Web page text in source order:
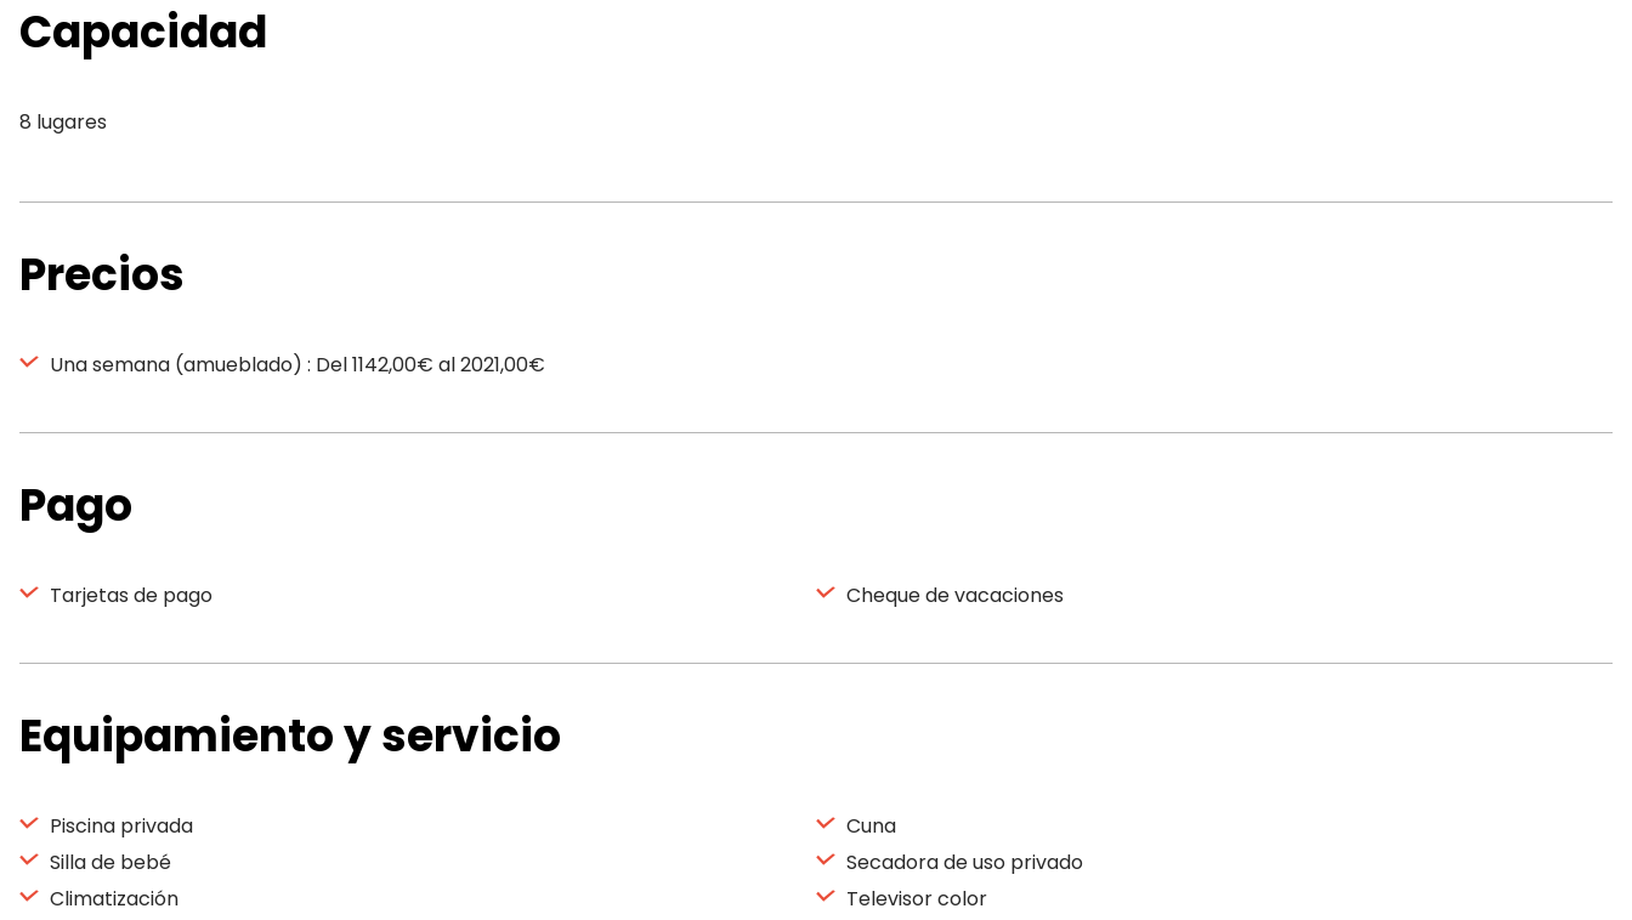
Capacidad
8 lugares
Precios
Una semana (amueblado) : Del 1142,00€ al 2021,00€
Pago
Tarjetas de pago Cheque de vacaciones
Equipamiento y servicio
Piscina privada
Silla de bebé
Climatización
Cuna
Secadora de uso privado
Televisor color